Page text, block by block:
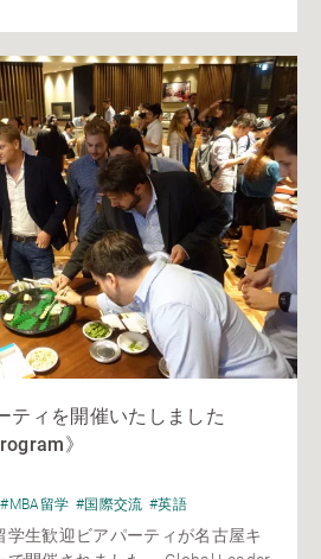
ティを開催いたしました
》
#MBA留学 #国際交流 #英語
生歓迎ビアパーティが名古屋キ